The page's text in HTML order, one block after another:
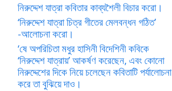
নিরুদ্দেশ যাত্রা কবিতার কাব্যশৈলী বিচার করো।
‘নিরুদ্দেশ যাত্রা চিত্র গীতের মেলবন্ধন গঠিত’
-আলোচনা করো।
‘ষে অপরিচিতা মধুর হাসিনী বিদেশিনী কবিকে
‘নিরুদ্দেশ যাত্রায়’ আকর্ষণ করেছেন, এবং কোনো
নিরুদ্দেশের দিকে নিয়ে চলেছেন কবিতাটি পর্যালোচনা
করে তা বুঝিয়ে দাও।